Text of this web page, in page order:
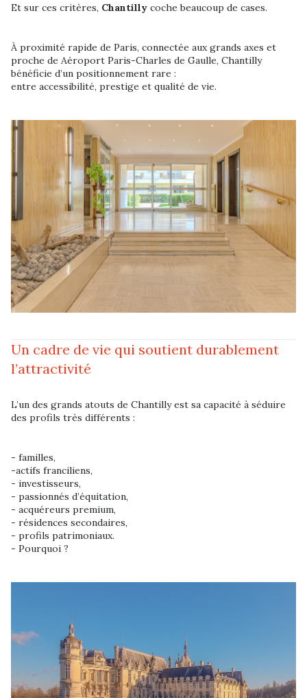
Et sur ces critères, Chantilly coche beaucoup de cases.
À proximité rapide de Paris, connectée aux grands axes et
proche de Aéroport Paris-Charles de Gaulle, Chantilly
bénéficie d’un positionnement rare :
entre accessibilité, prestige et qualité de vie.
Un cadre de vie qui soutient durablement
l’attractivité
L’un des grands atouts de Chantilly est sa capacité à séduire
des profils très différents :
- familles,
-actifs franciliens,
- investisseurs,
- passionnés d’équitation,
- acquéreurs premium,
- résidences secondaires,
- profils patrimoniaux.
- Pourquoi ?